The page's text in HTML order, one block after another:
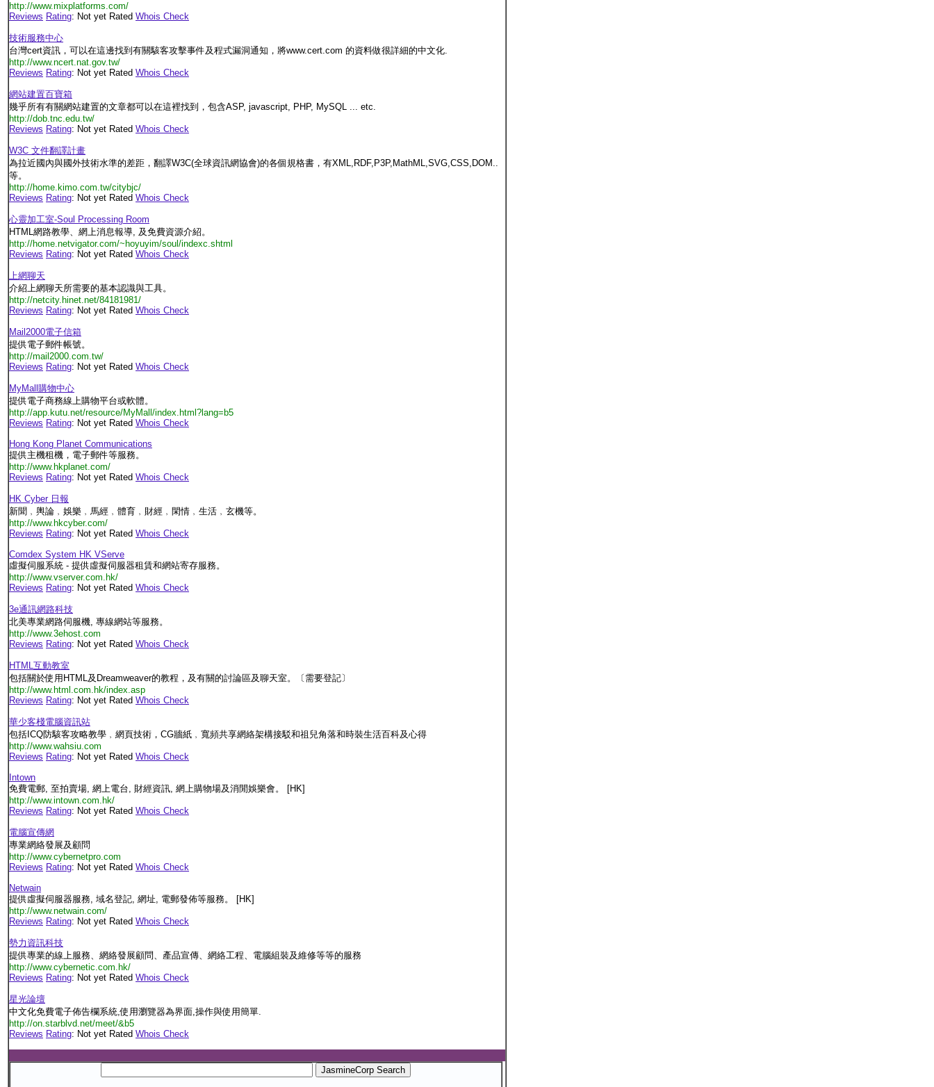
http://www.mixplatforms.com/
Reviews Rating: Not yet Rated Whois Check
技術服務中心
台灣cert資訊，可以在這邊找到有關駭客攻擊事件及程式漏洞通知，將www.cert.com 的資料做很詳細的中文化.
http://www.ncert.nat.gov.tw/
Reviews Rating: Not yet Rated Whois Check
網站建置百寶箱
幾乎所有有關網站建置的文章都可以在這裡找到，包含ASP, javascript, PHP, MySQL ... etc.
http://dob.tnc.edu.tw/
Reviews Rating: Not yet Rated Whois Check
W3C 文件翻譯計畫
為拉近國內與國外技術水準的差距，翻譯W3C(全球資訊網協會)的各個規格書，有XML,RDF,P3P,MathML,SVG,CSS,DOM..
等。
http://home.kimo.com.tw/citybjc/
Reviews Rating: Not yet Rated Whois Check
心靈加工室-Soul Processing Room
HTML網路教學、網上消息報導, 及免費資源介紹。
http://home.netvigator.com/~hoyuyim/soul/indexc.shtml
Reviews Rating: Not yet Rated Whois Check
上網聊天
介紹上網聊天所需要的基本認識與工具。
http://netcity.hinet.net/84181981/
Reviews Rating: Not yet Rated Whois Check
Mail2000電子信箱
提供電子郵件帳號。
http://mail2000.com.tw/
Reviews Rating: Not yet Rated Whois Check
MyMall購物中心
提供電子商務線上購物平台或軟體。
http://app.kutu.net/resource/MyMall/index.html?lang=b5
Reviews Rating: Not yet Rated Whois Check
Hong Kong Planet Communications
提供主機租機，電子郵件等服務。
http://www.hkplanet.com/
Reviews Rating: Not yet Rated Whois Check
HK Cyber 日報
新聞﹐輿論﹐娛樂﹐馬經﹐體育﹐財經﹐閑情﹐生活﹐玄機等。
http://www.hkcyber.com/
Reviews Rating: Not yet Rated Whois Check
Comdex System HK VServe
虛擬伺服系統 - 提供虛擬伺服器租賃和網站寄存服務。
http://www.vserver.com.hk/
Reviews Rating: Not yet Rated Whois Check
3e通訊網路科技
北美專業網路伺服機, 專線網站等服務。
http://www.3ehost.com
Reviews Rating: Not yet Rated Whois Check
HTML互動教室
包括關於使用HTML及Dreamweaver的教程，及有關的討論區及聊天室。〔需要登記〕
http://www.html.com.hk/index.asp
Reviews Rating: Not yet Rated Whois Check
華少客棧電腦資訊站
包括ICQ防駭客攻略教學﹐網頁技術，CG牆紙﹐寬頻共享網絡架構接駁和祖兒角落和時裝生活百科及心得
http://www.wahsiu.com
Reviews Rating: Not yet Rated Whois Check
Intown
免費電郵, 至拍賣場, 網上電台, 財經資訊, 網上購物場及消閒娛樂會。 [HK]
http://www.intown.com.hk/
Reviews Rating: Not yet Rated Whois Check
電腦宣傳網
專業網絡發展及顧問
http://www.cybernetpro.com
Reviews Rating: Not yet Rated Whois Check
Netwain
提供虛擬伺服器服務, 域名登記, 網址, 電郵發佈等服務。 [HK]
http://www.netwain.com/
Reviews Rating: Not yet Rated Whois Check
勢力資訊科技
提供專業的線上服務、網絡發展顧問、產品宣傳、網絡工程、電腦組裝及維修等等的服務
http://www.cybernetic.com.hk/
Reviews Rating: Not yet Rated Whois Check
星光論壇
中文化免費電子佈告欄系統,使用瀏覽器為界面,操作與使用簡單.
http://on.starblvd.net/meet/&b5
Reviews Rating: Not yet Rated Whois Check